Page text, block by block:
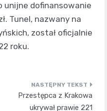
unijne dofinansowanie
Tunel, nazwany na
został oficjalnie
roku.
Przestępca z Krakowa
ukrywał prawie 221